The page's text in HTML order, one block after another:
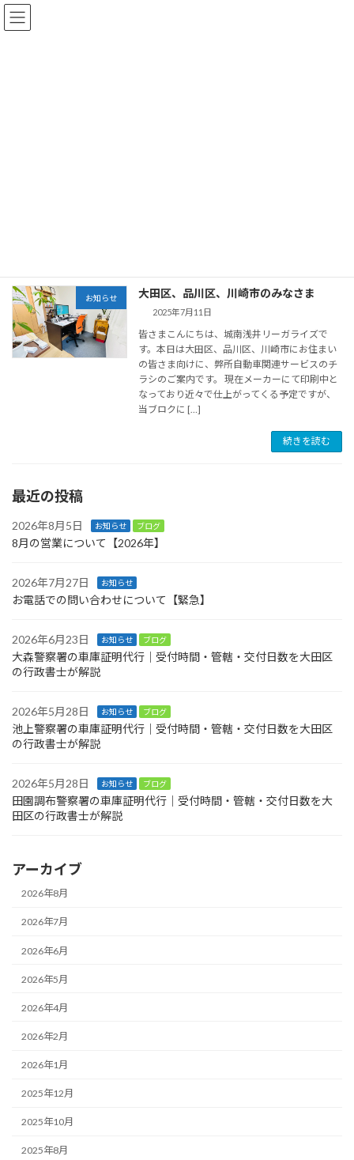
コ
ン
ナ
ビ
お知らせ 大田区、品川区、川崎市のみなさま
2025年7月11日
皆さまこんにちは、城南浅井リーガライズで
す。本日は大田区、品川区、川崎市にお住まい
の皆さま向けに、弊所自動車関連サービスのチ
ラシのご案内です。 現在メーカーにて印刷中と
なっており近々で仕上がってくる予定ですが、
当ブロクに […]
続きを読む
最近の投稿
2026年8月5日 お知らせ ブログ
8月の営業について【2026年】
2026年7月27日 お知らせ
お電話での問い合わせについて【緊急】
2026年6月23日 お知らせ ブログ
大森警察署の車庫証明代行｜受付時間・管轄・交付日数を大田区
の行政書士が解説
2026年5月28日 お知らせ ブログ
池上警察署の車庫証明代行｜受付時間・管轄・交付日数を大田区
の行政書士が解説
2026年5月28日 お知らせ ブログ
田園調布警察署の車庫証明代行｜受付時間・管轄・交付日数を大
田区の行政書士が解説
アーカイブ
2026年8月
2026年7月
2026年6月
2026年5月
2026年4月
2026年2月
2026年1月
2025年12月
2025年10月
2025年8月